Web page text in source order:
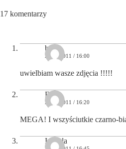
17 komentarzy
baś
21/02/2011 / 16:00
uwielbiam wasze zdjęcia !!!!!
Ela
21/02/2011 / 16:20
MEGA! I wszyściutkie czarno-
Izabela